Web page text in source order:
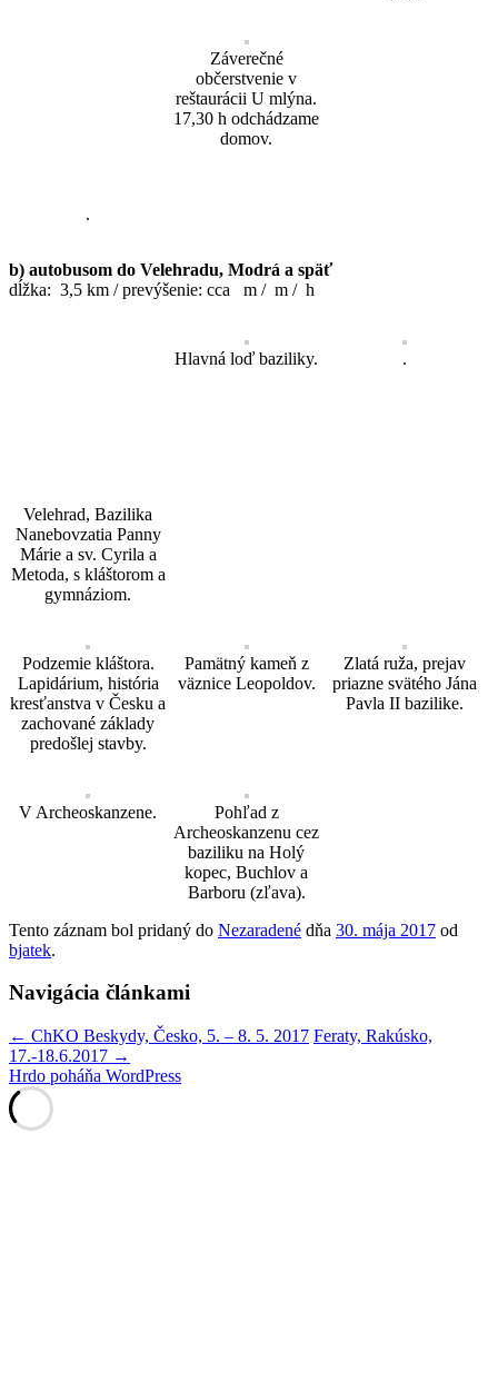
.
Záverečné
občerstvenie v
reštaurácii U mlýna.
17,30 h odchádzame
domov.
b) autobusom do Velehradu, Modrá a späť
dĺžka: 3,5 km / prevýšenie: cca m / m / h
Velehrad, Bazilika
Nanebovzatia Panny
Márie a sv. Cyrila a
Metoda, s kláštorom a
gymnáziom.
Hlavná loď baziliky. .
Podzemie kláštora.
Lapidárium, história
kresťanstva v Česku a
zachované základy
predošlej stavby.
Pamätný kameň z
väznice Leopoldov.
Zlatá ruža, prejav
priazne svätého Jána
Pavla II bazilike.
V Archeoskanzene.
Pohľad z
Archeoskanzenu cez
baziliku na Holý
kopec, Buchlov a
Barboru (zľava).
Tento záznam bol pridaný do Nezaradené dňa 30. mája 2017 od
bjatek.
Navigácia článkami
← ChKO Beskydy, Česko, 5. – 8. 5. 2017 Feraty, Rakúsko,
17.-18.6.2017 →
Hrdo poháňa WordPress